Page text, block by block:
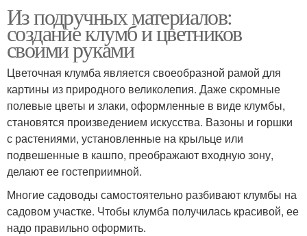
Из подручных материалов:
создание клумб и цветников
своими руками
Цветочная клумба является своеобразной рамой для
картины из природного великолепия. Даже скромные
полевые цветы и злаки, оформленные в виде клумбы,
становятся произведением искусства. Вазоны и горшки
с растениями, установленные на крыльце или
подвешенные в кашпо, преображают входную зону,
делают ее гостеприимной.
Многие садоводы самостоятельно разбивают клумбы на
садовом участке. Чтобы клумба получилась красивой, ее
надо правильно оформить.